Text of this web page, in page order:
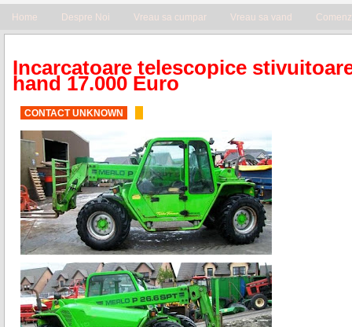
Home Despre Noi Vreau sa cumpar Vreau sa vand
Incarcatoare telescopice
hand 17.000 Euro
CONTACT UNKNOWN